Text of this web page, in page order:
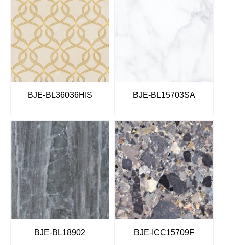
BJE-BL36036HIS BJE-BL15703SA
BJE-BL18902 BJE-ICC15709F